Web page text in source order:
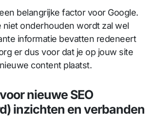
belangrijke factor voor Google.
niet onderhouden wordt zal wel
informatie bevatten redeneert
er dus voor dat je op jouw site
content plaatst.
nieuwe SEO
inzichten en verbanden